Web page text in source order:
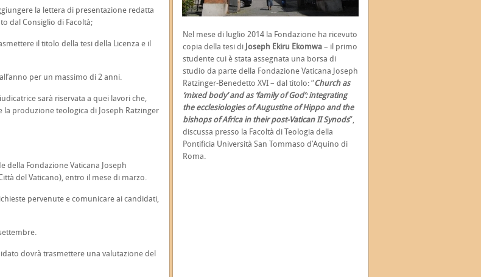
la lettera di presentazione redatta
dal Consiglio di Facoltà;
il titolo della tesi della Licenza e il
per un massimo di 2 anni.
sarà riservata a quei lavori che,
la produzione teologica di Joseph Ratzinger
della Fondazione Vaticana Joseph
del Vaticano), entro il mese di marzo.
pervenute e comunicare ai candidati,
dovrà trasmettere una valutazione del
Nel mese di luglio 2014 la Fondazione ha ricevuto
copia della tesi di Joseph Ekiru Ekomwa – il primo
studente cui è stata assegnata una borsa di
studio da parte della Fondazione Vaticana Joseph
Ratzinger-Benedetto XVI – dal titolo: “Church as
‘mixed body’ and as ‘family of God’: integrating
the ecclesiologies of Augustine of Hippo and the
bishops of Africa in their post-Vatican II Synods”,
discussa presso la Facoltà di Teologia della
Pontificia Università San Tommaso d’Aquino di
Roma.